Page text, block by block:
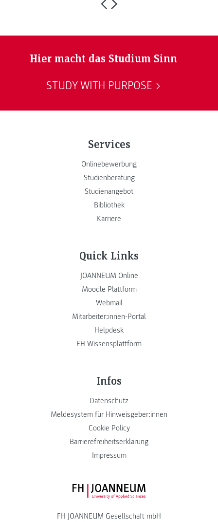
Hier macht das Studium Sinn
STUDY WITH PURPOSE
Services
Onlinebewerbung
Studienberatung
Studienangebot
Bibliothek
Karriere
Quick Links
JOANNEUM Online
Moodle Plattform
Webmail
Mitarbeiter:innen-Portal
Helpdesk
FH Wissensplattform
Infos
Datenschutz
Meldesystem für Hinweisgeber:innen
Cookie Policy
Barrierefreiheitserklärung
Impressum
FH JOANNEUM Logo
FH JOANNEUM Gesellschaft mbH